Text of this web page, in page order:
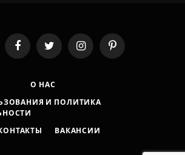
FacebookTwitter InstagramPinterest
О НАС
И ПОЛИТИКА
ВАКАНСИИ